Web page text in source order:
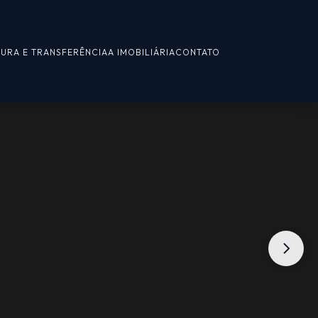
E TRANSFERÊNCIAA IMOBILIÁRIACONTATO